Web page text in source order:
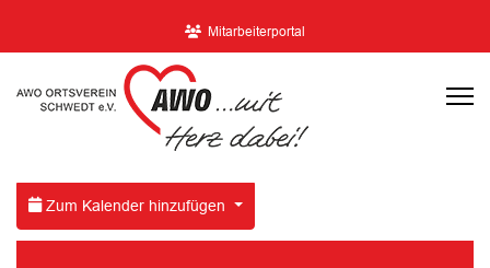
Mitarbeiterportal
Zum Kalender hinzufügen